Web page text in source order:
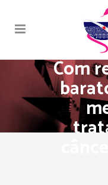
Com